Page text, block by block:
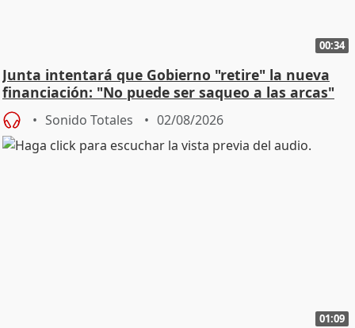
00:34
Junta intentará que Gobierno "retire" la nueva
financiación: "No puede ser saqueo a las arcas"
Sonido Totales 02/08/2026
01:09